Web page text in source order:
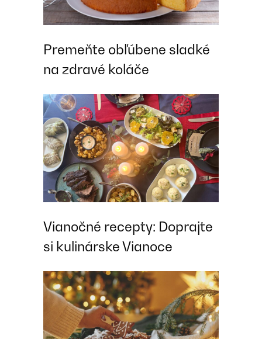
Premeňte obľúbene sladké
na zdravé koláče
Vianočné recepty: Doprajte
si kulinárske Vianoce